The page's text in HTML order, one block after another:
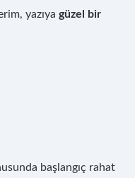
yazıya güzel bir
başlangıç rahat